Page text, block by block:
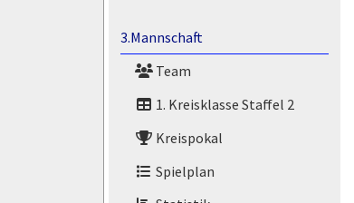
3.Mannschaft
Team
1. Kreisklasse Staffel 2
Kreispokal
Spielplan